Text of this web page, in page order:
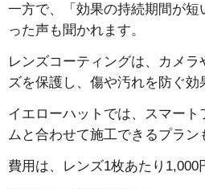
一方で、「効果の持続期間が短
った声も聞かれます。
レンズコーティングは、カメ
ズを保護し、傷や汚れを防ぐ効
イエローハットでは、スマー
ムと合わせて施工できるプラン
費用は、レンズ1枚あたり1,000